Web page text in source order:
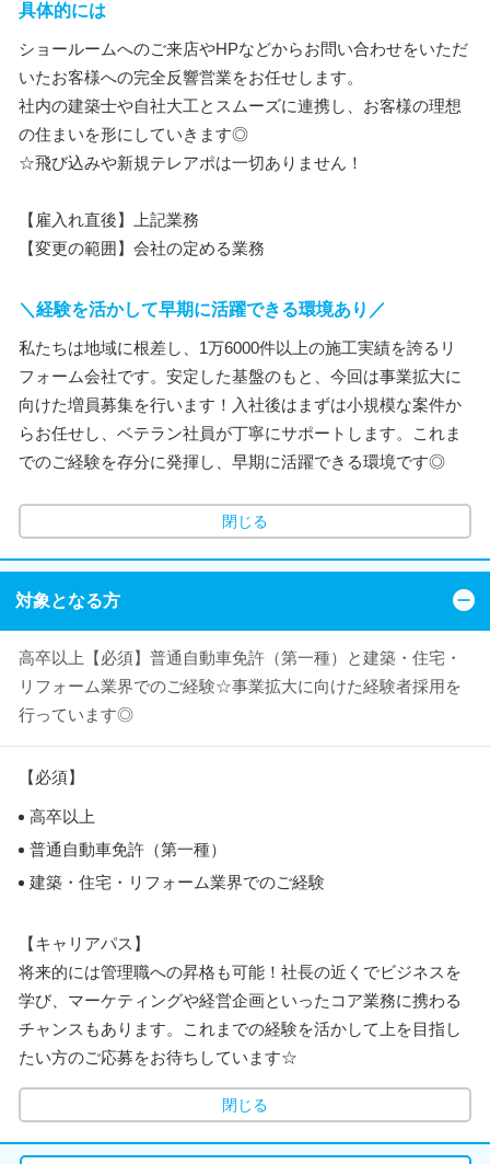
具体的には
ショールームへのご来店やHPなどからお問い合わせをいただ
いたお客様への完全反響営業をお任せします。
社内の建築士や自社大工とスムーズに連携し、お客様の理想
の住まいを形にしていきます◎
☆飛び込みや新規テレアポは一切ありません！
【雇入れ直後】上記業務
【変更の範囲】会社の定める業務
＼経験を活かして早期に活躍できる環境あり／
私たちは地域に根差し、1万6000件以上の施工実績を誇るリ
フォーム会社です。安定した基盤のもと、今回は事業拡大に
向けた増員募集を行います！入社後はまずは小規模な案件か
らお任せし、ベテラン社員が丁寧にサポートします。これま
でのご経験を存分に発揮し、早期に活躍できる環境です◎
閉じる
対象となる方
高卒以上【必須】普通自動車免許（第一種）と建築・住宅・
リフォーム業界でのご経験☆事業拡大に向けた経験者採用を
行っています◎
【必須】
高卒以上
普通自動車免許（第一種）
建築・住宅・リフォーム業界でのご経験
【キャリアパス】
将来的には管理職への昇格も可能！社長の近くでビジネスを
学び、マーケティングや経営企画といったコア業務に携わる
チャンスもあります。これまでの経験を活かして上を目指し
たい方のご応募をお待ちしています☆
閉じる